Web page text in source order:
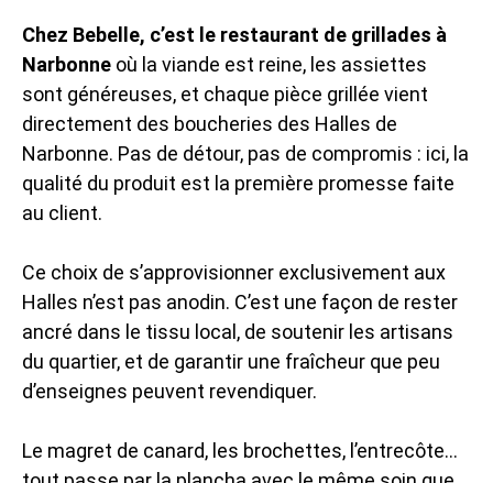
Chez Bebelle, c’est le restaurant de grillades à
Narbonne où la viande est reine, les assiettes
sont généreuses, et chaque pièce grillée vient
directement des boucheries des Halles de
Narbonne. Pas de détour, pas de compromis : ici, la
qualité du produit est la première promesse faite
au client.
Ce choix de s’approvisionner exclusivement aux
Halles n’est pas anodin. C’est une façon de rester
ancré dans le tissu local, de soutenir les artisans
du quartier, et de garantir une fraîcheur que peu
d’enseignes peuvent revendiquer.
Le magret de canard, les brochettes, l’entrecôte…